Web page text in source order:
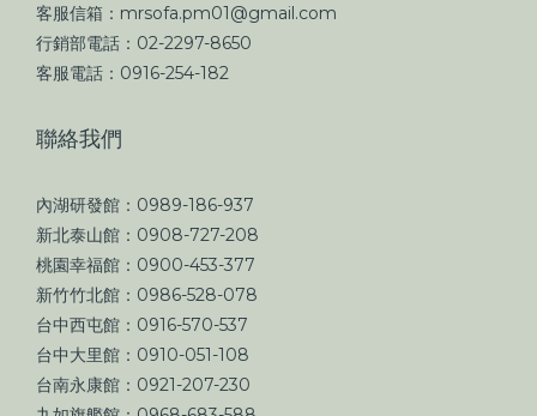
客服信箱：mrsofa.pm01@gmail.com
行銷部電話：02-2297-8650
客服電話：0916-254-182
聯絡我們
內湖研發館：0989-186-937
新北泰山館：0908-727-208
桃園幸福館：0900-453-377
新竹竹北館：0986-528-078
台中西屯館：0916-570-537
台中大里館：0910-051-108
台南永康館：0921-207-230